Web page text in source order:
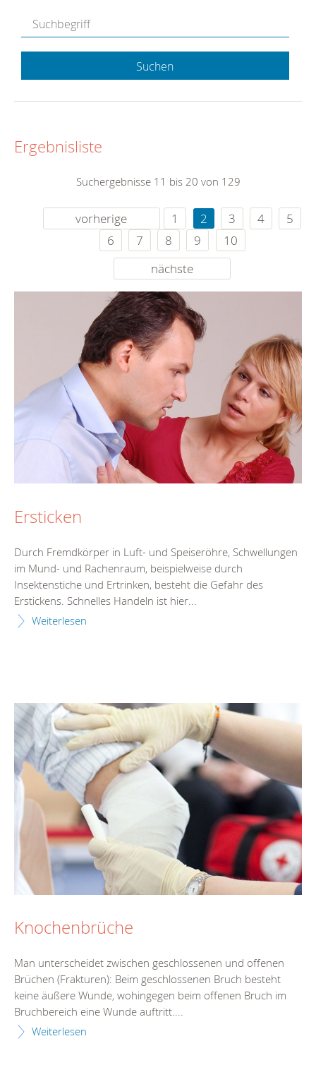
Suchen
Ergebnisliste
Suchergebnisse 11 bis 20 von 129
vorherige 1 2 3 4
5
6
7 8 9
10
nächste
Ersticken
Durch Fremdkörper in Luft- und Speiseröhre, Schwellungen
im Mund- und Rachenraum, beispielweise durch
Insektenstiche und Ertrinken, besteht die Gefahr des
Erstickens. Schnelles Handeln ist hier...
Weiterlesen
Knochenbrüche
Man unterscheidet zwischen geschlossenen und offenen
Brüchen (Frakturen): Beim geschlossenen Bruch besteht
keine äußere Wunde, wohingegen beim offenen Bruch im
Bruchbereich eine Wunde auftritt....
Weiterlesen